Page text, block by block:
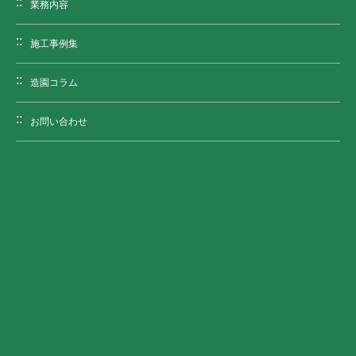
業務内容
施工事例集
造園コラム
お問い合わせ